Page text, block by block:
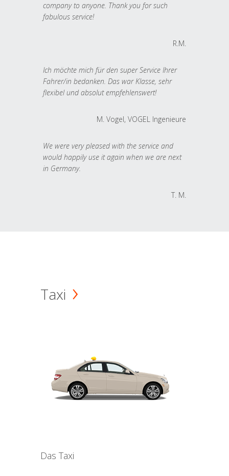
company to anyone. Thank you for such
fabulous service!
R.M.
Ich möchte mich für den super Service Ihrer
Fahrer/in bedanken. Das war Klasse, sehr
flexibel und absolut empfehlenswert!
M. Vogel, VOGEL Ingenieure
We were very pleased with the service and
would happily use it again when we are next
in Germany.
T. M.
Taxi
Das Taxi